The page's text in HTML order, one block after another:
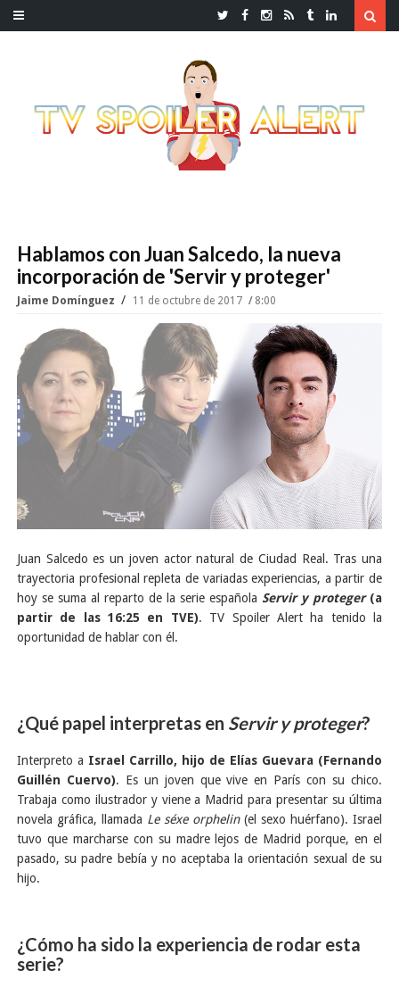
Hablamos con Juan Salcedo, la nueva
incorporación de 'Servir y proteger'
Jaime Domínguez 11 de octubre de 2017 8:00
Juan Salcedo es un joven actor natural de Ciudad Real. Tras una
trayectoria profesional repleta de variadas experiencias, a partir de
hoy se suma al reparto de la serie española Servir y proteger (a
partir de las 16:25 en TVE). TV Spoiler Alert ha tenido la
oportunidad de hablar con él.
¿Qué papel interpretas en Servir y proteger?
Interpreto a Israel Carrillo, hijo de Elías Guevara (Fernando
Guillén Cuervo). Es un joven que vive en París con su chico.
Trabaja como ilustrador y viene a Madrid para presentar su última
novela gráfica, llamada Le séxe orphelin(el sexo huérfano). Israel
tuvo que marcharse con su madre lejos de Madrid porque, en el
pasado, su padre bebía y no aceptaba la orientación sexual de su
hijo.
¿Cómo ha sido la experiencia de rodar esta
serie?